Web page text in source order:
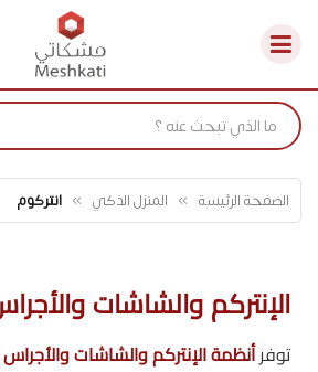
الصفحة الرئيسة المنزل الذكي انتركوم
الإنتركم والشاشات
توفرأنظمة الإنتركم والشاشات